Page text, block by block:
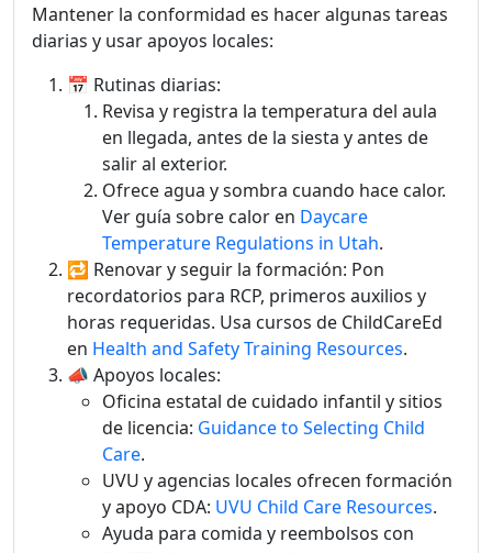
Mantener la conformidad es hacer algunas tareas
diarias y usar apoyos locales:
📅 Rutinas diarias:
Revisa y registra la temperatura del aula
en llegada, antes de la siesta y antes de
salir al exterior.
Ofrece agua y sombra cuando hace calor.
Ver guía sobre calor en Daycare
Temperature Regulations in Utah.
🔁 Renovar y seguir la formación: Pon
recordatorios para RCP, primeros auxilios y
horas requeridas. Usa cursos de ChildCareEd
en Health and Safety Training Resources.
📣 Apoyos locales:
Oficina estatal de cuidado infantil y sitios
de licencia: Guidance to Selecting Child
Care.
UVU y agencias locales ofrecen formación
y apoyo CDA: UVU Child Care Resources.
Ayuda para comida y reembolsos con